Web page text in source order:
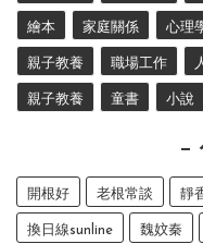
繪本 家庭關係 心理
親子教養 職場工作
親子教養 童書 小說
開根好 老根常談 靜
換日線sunline 魏妏秦